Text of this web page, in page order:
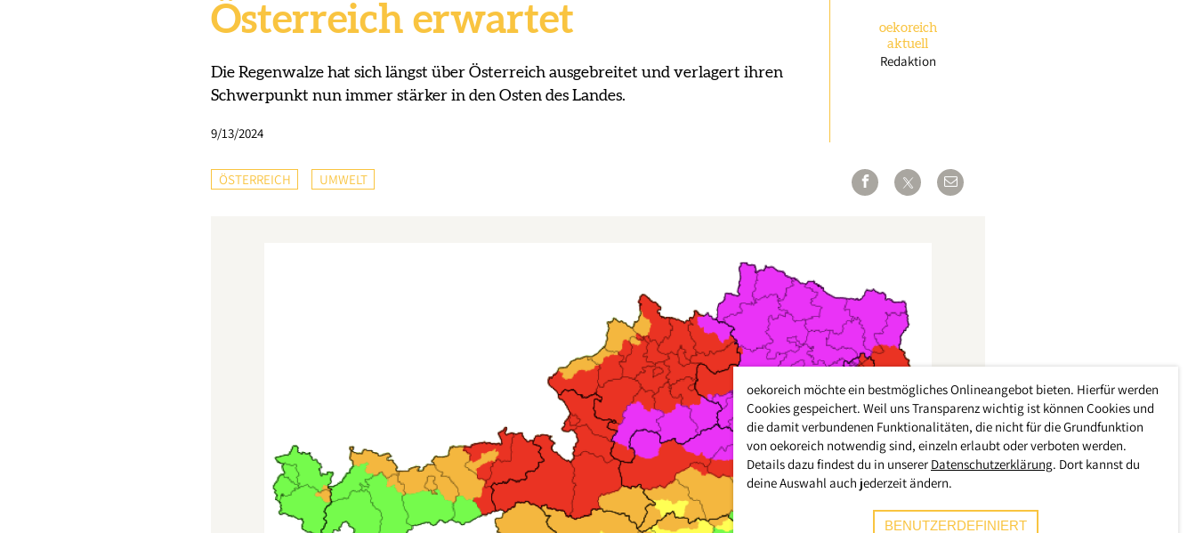
Österreich erwartet
Die Regenwalze hat sich längst über Österreich ausgebreitet und verlagert ihren
Schwerpunkt nun immer stärker in den Osten des Landes.
9/13/2024
oekoreich
aktuell
Redaktion
ÖSTERREICH UMWELT
oekoreich möchte ein bestmögliches Onlineangebot bieten. Hierfür werden
Cookies gespeichert. Weil uns Transparenz wichtig ist können Cookies und
die damit verbundenen Funktionalitäten, die nicht für die Grundfunktion
von oekoreich notwendig sind, einzeln erlaubt oder verboten werden.
Details dazu findest du in unserer Datenschutzerklärung. Dort kannst du
deine Auswahl auch jederzeit ändern.
BENUTZERDEFINIERT